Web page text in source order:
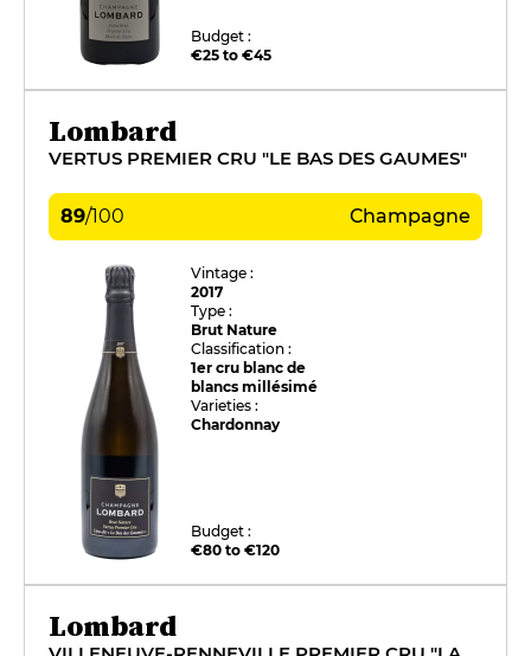
Budget :
€25 to €45
Lombard
VERTUS PREMIER CRU "LE BAS DES GAUMES"
89/100 Champagne
Vintage :
2017
Type :
Brut Nature
Classification :
1er cru blanc de
blancs millésimé
Varieties :
Chardonnay
Budget :
€80 to €120
Lombard